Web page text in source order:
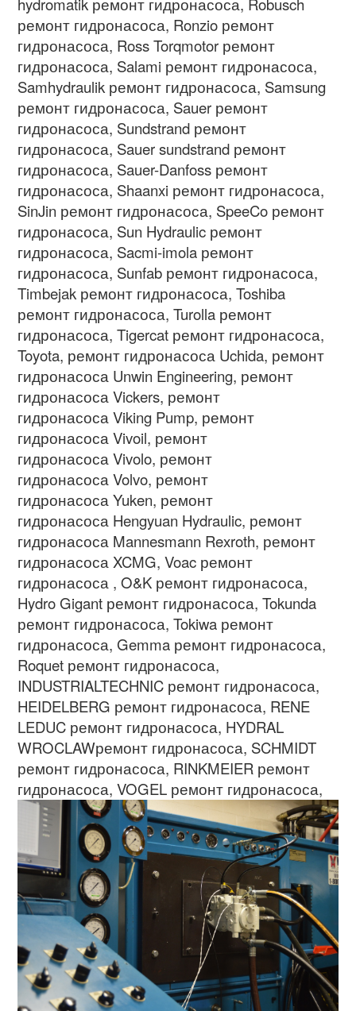
ремонт гидронасоса, Ronzio ремонт
гидронасоса, Ross Torqmotor ремонт
гидронасоса, Salami ремонт гидронасоса,
Samhydraulik ремонт гидронасоса, Samsung
ремонт гидронасоса, Sauer ремонт
гидронасоса, Sundstrand ремонт
гидронасоса, Sauer sundstrand ремонт
гидронасоса, Sauer-Danfoss ремонт
гидронасоса, Shaanxi ремонт гидронасоса,
SinJin ремонт гидронасоса, SpeeCo ремонт
гидронасоса, Sun Hydraulic ремонт
гидронасоса, Sacmi-imola ремонт
гидронасоса, Sunfab ремонт гидронасоса,
Timbejak ремонт гидронасоса, Toshiba
ремонт гидронасоса, Turolla ремонт
гидронасоса, Tigercat ремонт гидронасоса,
Toyota, ремонт гидронасоса Uchida, ремонт
гидронасоса Unwin Engineering, ремонт
гидронасосаVickers, ремонт
гидронасосаViking Pump, ремонт
гидронасосаVivoil, ремонт
гидронасосаVivolo, ремонт
гидронасосаVolvo, ремонт
гидронасосаYuken, ремонт
гидронасоса Hengyuan Hydraulic, ремонт
гидронасоса Mannesmann Rexroth, ремонт
гидронасоса XCMG, Voac ремонт
гидронасоса , O&K ремонт гидронасоса,
Hydro Gigant ремонт гидронасоса, Tokunda
ремонт гидронасоса, Tokiwa ремонт
гидронасоса, Gemma ремонт гидронасоса,
Roquet ремонт гидронасоса,
INDUSTRIALTECHNIC ремонт гидронасоса,
HEIDELBERG ремонт гидронасоса, RENE
LEDUC ремонт гидронасоса, HYDRAL
WROCLAWремонт гидронасоса, SCHMIDT
ремонт гидронасоса, RINKMEIER ремонт
гидронасоса,VOGEL ремонт гидронасоса,